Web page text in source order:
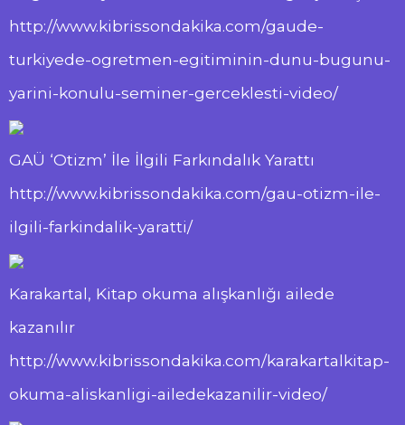
http://www.kibrissondakika.com/gaude-
turkiyede-ogretmen-egitiminin-dunu-bugunu-
yarini-konulu-seminer-gerceklesti-video/
GAÜ ‘Otizm’ İle İlgili Farkındalık Yarattı
http://www.kibrissondakika.com/gau-otizm-ile-
ilgili-farkindalik-yaratti/
Karakartal, Kitap okuma alışkanlığı ailede
kazanılır
http://www.kibrissondakika.com/karakartalkitap-
okuma-aliskanligi-ailedekazanilir-video/